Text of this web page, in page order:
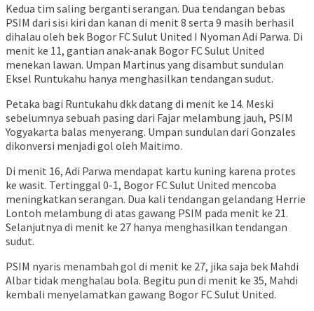
Kedua tim saling berganti serangan. Dua tendangan bebas
PSIM dari sisi kiri dan kanan di menit 8 serta 9 masih berhasil
dihalau oleh bek Bogor FC Sulut United I Nyoman Adi Parwa. Di
menit ke 11, gantian anak-anak Bogor FC Sulut United
menekan lawan. Umpan Martinus yang disambut sundulan
Eksel Runtukahu hanya menghasilkan tendangan sudut.
Petaka bagi Runtukahu dkk datang di menit ke 14. Meski
sebelumnya sebuah pasing dari Fajar melambung jauh, PSIM
Yogyakarta balas menyerang. Umpan sundulan dari Gonzales
dikonversi menjadi gol oleh Maitimo.
Di menit 16, Adi Parwa mendapat kartu kuning karena protes
ke wasit. Tertinggal 0-1, Bogor FC Sulut United mencoba
meningkatkan serangan. Dua kali tendangan gelandang Herrie
Lontoh melambung di atas gawang PSIM pada menit ke 21.
Selanjutnya di menit ke 27 hanya menghasilkan tendangan
sudut.
PSIM nyaris menambah gol di menit ke 27, jika saja bek Mahdi
Albar tidak menghalau bola. Begitu pun di menit ke 35, Mahdi
kembali menyelamatkan gawang Bogor FC Sulut United.